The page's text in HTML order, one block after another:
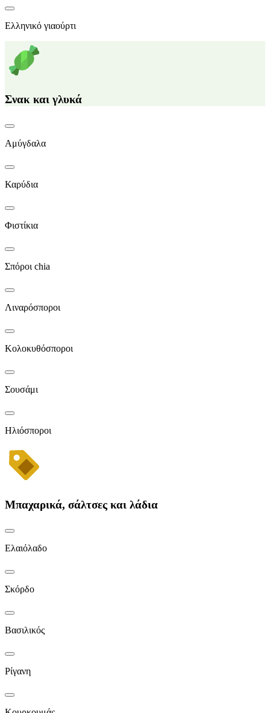
Ελληνικό γιαούρτι
Σνακ και γλυκά
Αμύγδαλα
Καρύδια
Φιστίκια
Σπόροι chia
Λιναρόσποροι
Κολοκυθόσποροι
Σουσάμι
Ηλιόσποροι
Μπαχαρικά, σάλτσες και λάδια
Ελαιόλαδο
Σκόρδο
Βασιλικός
Ρίγανη